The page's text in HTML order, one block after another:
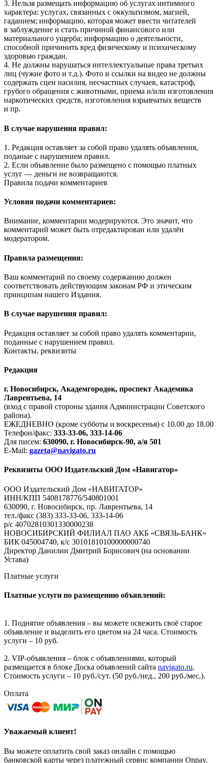
3. Нельзя размещать информацию об услугах интимного
характера: услугах, связанных с оккультизмом, магией,
гаданием; информацию, которая может ввести читателей
в заблуждение и стать причиной финансового или
материального ущерба; информацию о деятельности,
способной причинить вред физическому и психическому
здоровью граждан.
4. Не должны нарушаться интеллектуальные права третьих
лиц (чужие фото и т.д.). Фото и ссылки на видео не должны
содержать сцен насилия, несчастных случаев, катастроф,
грубого обращения с животными, приема и/или изготовления
наркотических средств, изготовления взрывчатых веществ
и пр.
В случае нарушения правил:
1. Редакция оставляет за собой право удалять объявления,
поданые с нарушением правил.
2. Если объявление было размещено с помощью платных
услуг — деньги не возвращаются.
Правила подачи комментариев
Условия подачи комментариев:
Внимание, комментарии модерируются. Это значит, что
комментарий может быть отредактирован или удалён
модератором.
Правила размещения:
Ваш комментарий по своему содержанию должен
соответствовать действующим законам РФ и этическим
принципам нашего Издания.
В случае нарушения правил:
Редакция оставляет за собой право удалять комментарии,
поданные с нарушением правил.
Контакты, реквизиты
Редакция
г. Новосибирск, Академгородок, проспект Академика
Лаврентьева, 14
(вход с правой стороны здания Администрации Советского
района).
ЕЖЕДНЕВНО (кроме субботы и воскресенья) с 10.00 до 18.00
Телефон/факс: 333-33-06, 333-14-06
Для писем: 630090, г. Новосибирск-90, а/я 501
E-Mail: gazeta@navigato.ru
Реквизиты ООО Издательский Дом «Навигатор»
ООО Издательский Дом «НАВИГАТОР»
ИНН/КПП 5408178776/540801001
630090, г. Новосибирск, пр. Лаврентьева, 14
тел./факс (383) 333-33-06, 333-14-06
р/с 40702810301330000238
НОВОСИБИРСКИЙ ФИЛИАЛ ПАО АКБ «СВЯЗЬ-БАНК»
БИК 045004740, к/с 30101810100000000740
Директор Данилин Дмитрий Борисович (на основании
Устава)
Платные услуги
Платные услуги по размещению объявлений:
1. Поднятие объявления – вы можете освежить своё старое
объявление и выделить его цветом на 24 часа. Стоимость
услуги – 10 руб.
2. VIP-объявления – блок с объявлениями, который
размещается в блоке Доска объявлений сайта navigato.ru.
Стоимость услуги – 10 руб./сут. (50 руб./нед., 200 руб./мес.).
Оплата
Уважаемый клиент!
Вы можете оплатить свой заказ онлайн с помощью
банковской карты через платежный сервис компании Onpay.